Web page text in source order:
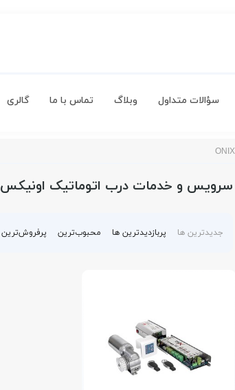
سؤالات متداول وبلاگ تماس با ما گالری
سرویس و خدمات درب اتوماتیک اونیکس ONIX
جدیدترین ها پربازدیدترین ها محبوب‌‌ترین پرفروش‌ترین